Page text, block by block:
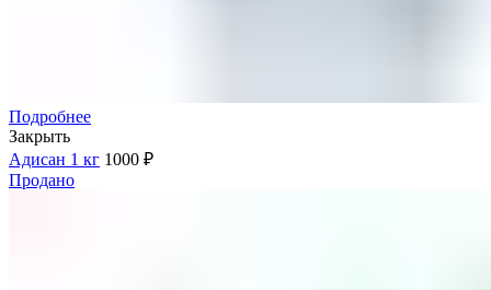
Подробнее
Закрыть
Адисан 1 кг 1000 ₽
Продано